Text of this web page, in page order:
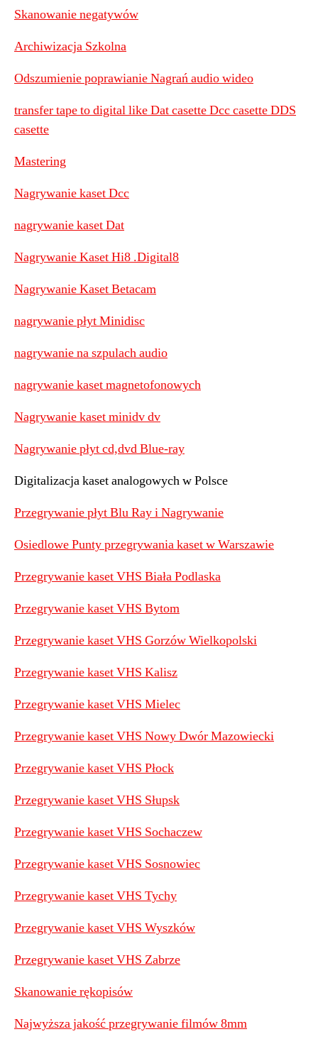
Skanowanie negatywów
Archiwizacja Szkolna
Odszumienie poprawianie Nagrań audio wideo
transfer tape to digital like Dat casette Dcc casette DDS
casette
Mastering
Nagrywanie kaset Dcc
nagrywanie kaset Dat
Nagrywanie Kaset Hi8 .Digital8
Nagrywanie Kaset Betacam
nagrywanie płyt Minidisc
nagrywanie na szpulach audio
nagrywanie kaset magnetofonowych
Nagrywanie kaset minidv dv
Nagrywanie płyt cd,dvd Blue-ray
Digitalizacja kaset analogowych w Polsce
Przegrywanie płyt Blu Ray i Nagrywanie
Osiedlowe Punty przegrywania kaset w Warszawie
Przegrywanie kaset VHS Biała Podlaska
Przegrywanie kaset VHS Bytom
Przegrywanie kaset VHS Gorzów Wielkopolski
Przegrywanie kaset VHS Kalisz
Przegrywanie kaset VHS Mielec
Przegrywanie kaset VHS Nowy Dwór Mazowiecki
Przegrywanie kaset VHS Płock
Przegrywanie kaset VHS Słupsk
Przegrywanie kaset VHS Sochaczew
Przegrywanie kaset VHS Sosnowiec
Przegrywanie kaset VHS Tychy
Przegrywanie kaset VHS Wyszków
Przegrywanie kaset VHS Zabrze
Skanowanie rękopisów
Najwyższa jakość przegrywanie filmów 8mm